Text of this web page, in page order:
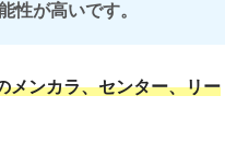
性が高いです。
メンカラ、センター、リー